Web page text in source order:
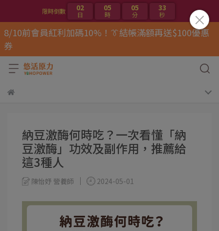
限時倒數 02
日
05
時
05
分
33
秒
8/10前會員紅利加碼10%！👔結帳滿額再送$100優惠
券
納豆激酶何時吃？一次看懂「納
豆激酶」功效及副作用，推薦給
這3種人
陳怡妤 營養師 2024-05-01